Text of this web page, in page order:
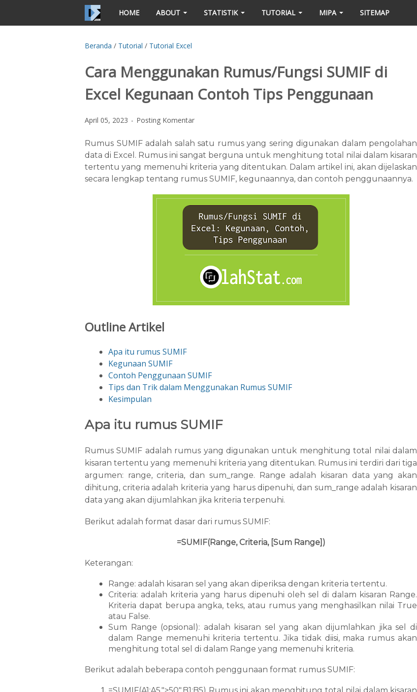
HOME ABOUT STATISTIK TUTORIAL MIPA SITEMAP
Beranda / Tutorial / Tutorial Excel
Cara Menggunakan Rumus/Fungsi SUMIF di
Excel Kegunaan Contoh Tips Penggunaan
April 05, 2023 Posting Komentar
Rumus SUMIF adalah salah satu rumus yang sering digunakan dalam pengolahan
data di Excel. Rumus ini sangat berguna untuk menghitung total nilai dalam kisaran
tertentu yang memenuhi kriteria yang ditentukan. Dalam artikel ini, akan dijelaskan
secara lengkap tentang rumus SUMIF, kegunaannya, dan contoh penggunaannya.
Outline Artikel
Apa itu rumus SUMIF
Kegunaan SUMIF
Contoh Penggunaan SUMIF
Tips dan Trik dalam Menggunakan Rumus SUMIF
Kesimpulan
Apa itu rumus SUMIF
Rumus SUMIF adalah rumus yang digunakan untuk menghitung total nilai dalam
kisaran tertentu yang memenuhi kriteria yang ditentukan. Rumus ini terdiri dari tiga
argumen: range, criteria, dan sum_range. Range adalah kisaran data yang akan
dihitung, criteria adalah kriteria yang harus dipenuhi, dan sum_range adalah kisaran
data yang akan dijumlahkan jika kriteria terpenuhi.
Berikut adalah format dasar dari rumus SUMIF:
=SUMIF(Range, Criteria, [Sum Range])
Keterangan:
Range: adalah kisaran sel yang akan diperiksa dengan kriteria tertentu.
Criteria: adalah kriteria yang harus dipenuhi oleh sel di dalam kisaran Range.
Kriteria dapat berupa angka, teks, atau rumus yang menghasilkan nilai True
atau False.
Sum Range (opsional): adalah kisaran sel yang akan dijumlahkan jika sel di
dalam Range memenuhi kriteria tertentu. Jika tidak diisi, maka rumus akan
menghitung total sel di dalam Range yang memenuhi kriteria.
Berikut adalah beberapa contoh penggunaan format rumus SUMIF: